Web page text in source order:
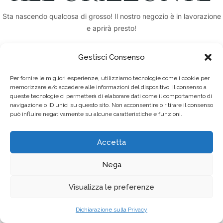
Gestisci Consenso
Per fornire le migliori esperienze, utilizziamo tecnologie come i cookie per
memorizzare e/o accedere alle informazioni del dispositivo. Il consenso a
queste tecnologie ci permetterà di elaborare dati come il comportamento di
navigazione o ID unici su questo sito. Non acconsentire o ritirare il consenso
può influire negativamente su alcune caratteristiche e funzioni.
Accetta
Nega
Visualizza le preferenze
Dichiarazione sulla Privacy
Sta nascendo qualcosa di grosso! Il nostro negozio è in lavorazione
e aprirà presto!
associazione La Piazza © 2025. - Tutti i diritti Riservati - PI/CF
03132670781
web management:Marketseo-Privacy Policy